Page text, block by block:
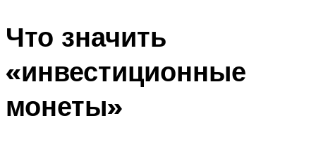
Что значить
«инвестиционные
монеты»